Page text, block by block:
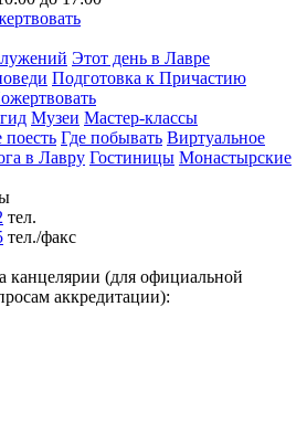
Этот день в Лавре
Подготовка к Причастию
Музеи Мастер-классы
поесть Где побывать Виртуальное
в Лавру Гостиницы Монастырские
тел.
тел./факс
канцелярии (для официальной
аккредитации):